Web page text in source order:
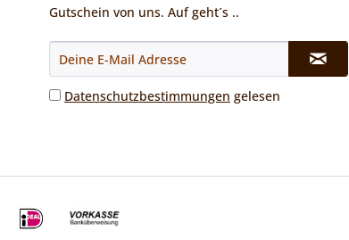
Gutschein von uns. Auf geht´s ..
Datenschutzbestimmungen gelesen